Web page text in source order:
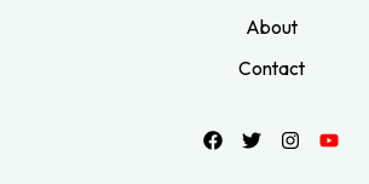
About
Contact